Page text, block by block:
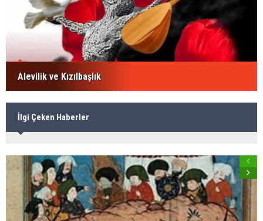
Alevilik ve Kızılbaşlık
İlgi Çeken Haberler